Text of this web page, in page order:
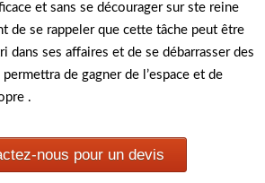
et sans se décourager sur ste reine
de se rappeler que cette tâche peut être
dans ses affaires et de se débarrasser des
de gagner de l’espace et de
.
nous pour un devis